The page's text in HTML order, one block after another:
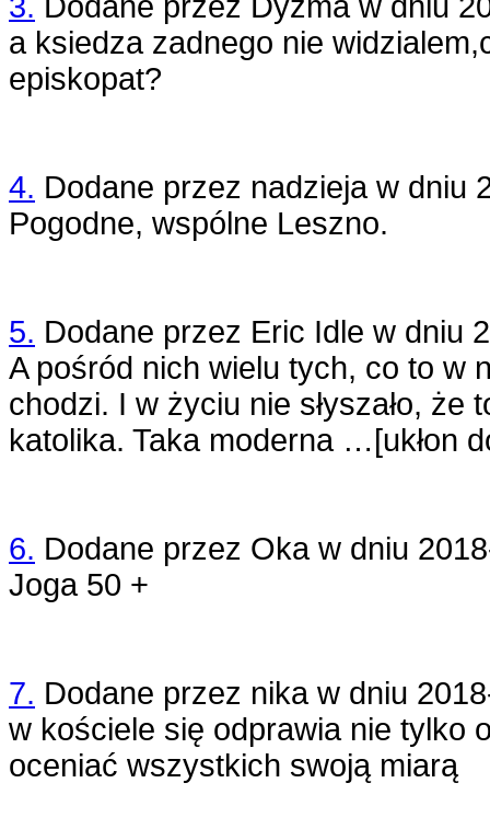
a ksiedza zadnego nie
episkopat?
4. Dodane przez nadziejaw dniu
Pogodne, wspólne Leszno.
5. Dodane przez Eric Idle w dniu
A pośród nich wielu tych, co to w
chodzi. I w życiu nie słyszało, że
katolika. Taka moderna …[ukłon
6. Dodane przez Okaw dniu
Joga 50 +
7. Dodane przez nikaw dniu
w kościele się odprawia nie tylko
oceniać wszystkich swoją miarą